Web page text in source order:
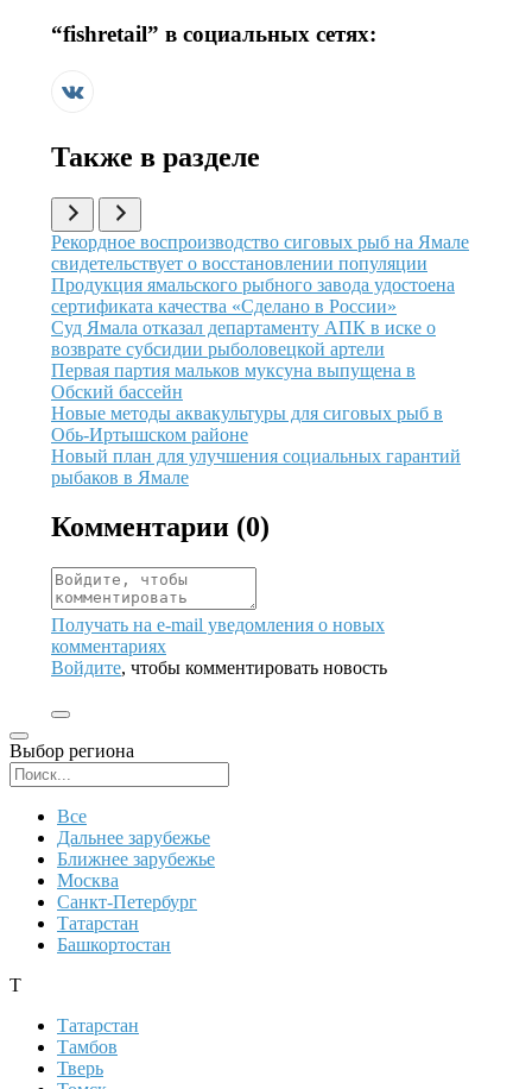
“fishretail” в социальных сетях:
Также в разделе
Иллюстрация новости
Рекордное воспроизводство сиговых рыб на Ямале
свидетельствует о восстановлении популяции
Иллюстрация новости
Продукция ямальского рыбного завода удостоена
сертификата качества «Сделано в России»
Иллюстрация новости
Суд Ямала отказал департаменту АПК в иске о
возврате субсидии рыболовецкой артели
Иллюстрация новости
Первая партия мальков муксуна выпущена в
Обский бассейн
Иллюстрация новости
Новые методы аквакультуры для сиговых рыб в
Обь-Иртышском районе
Иллюстрация новости
Новый план для улучшения социальных гарантий
рыбаков в Ямале
Комментарии (0)
Получать на e‑mail уведомления о новых
комментариях
Войдите, чтобы комментировать новость
Выбор региона
Все
Дальнее зарубежье
Ближнее зарубежье
Москва
Санкт-Петербург
Татарстан
Башкортостан
Т
Татарстан
Тамбов
Тверь